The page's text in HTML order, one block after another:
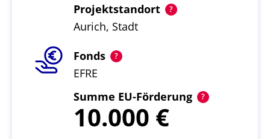
Projektstandort
Aurich, Stadt
Fonds
EFRE
Summe EU-Förderung
10.000